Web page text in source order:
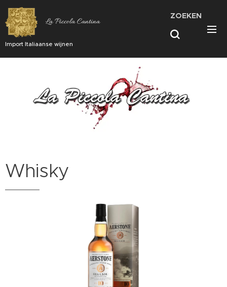
La Piccola Cantina
Import Italiaanse wijnen
ZOEKEN
Whisky